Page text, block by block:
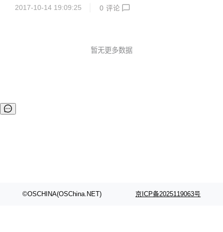
输算法，加快速度 2.增加CC攻击识别功能...
制），而且服务器软件本身带有CC攻击防护、异步防阻塞，
ESSION机制。 压测数据（2核2GB+5Mbps网络）： 攻击类
2017-10-14 19:09:25 0 评论
暂无更多数据
©OSCHINA(OSChina.NET) 京ICP备2025119063号